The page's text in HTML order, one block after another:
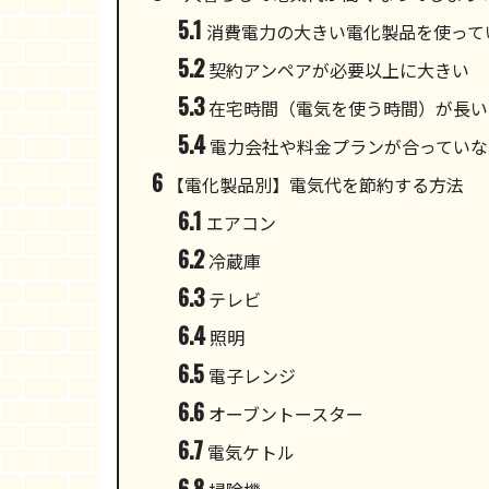
5.1 消費電力の大きい電化製品を使っ
5.2契約アンペアが必要以上に大きい
5.3在宅時間（電気を使う時間）が長い
5.4電力会社や料金プランが合ってい
6 【電化製品別】電気代を節約する方法
6.1 エアコン
6.2冷蔵庫
6.3テレビ
6.4照明
6.5 電子レンジ
6.6 オーブントースター
6.7 電気ケトル